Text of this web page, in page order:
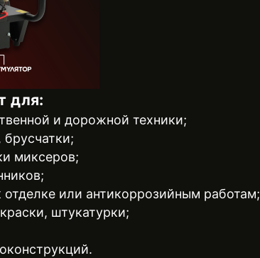
для:
и дорожной техники;
миксеров;
отделке или антикоррозийным работам;
штукатурки;